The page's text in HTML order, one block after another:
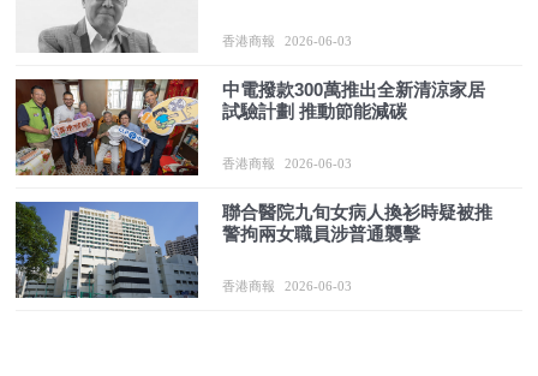
香港商報 2026-06-03
中電撥款300萬推出全新清涼家居
試驗計劃 推動節能減碳
香港商報 2026-06-03
聯合醫院九旬女病人換衫時疑被推
警拘兩女職員涉普通襲擊
香港商報 2026-06-03